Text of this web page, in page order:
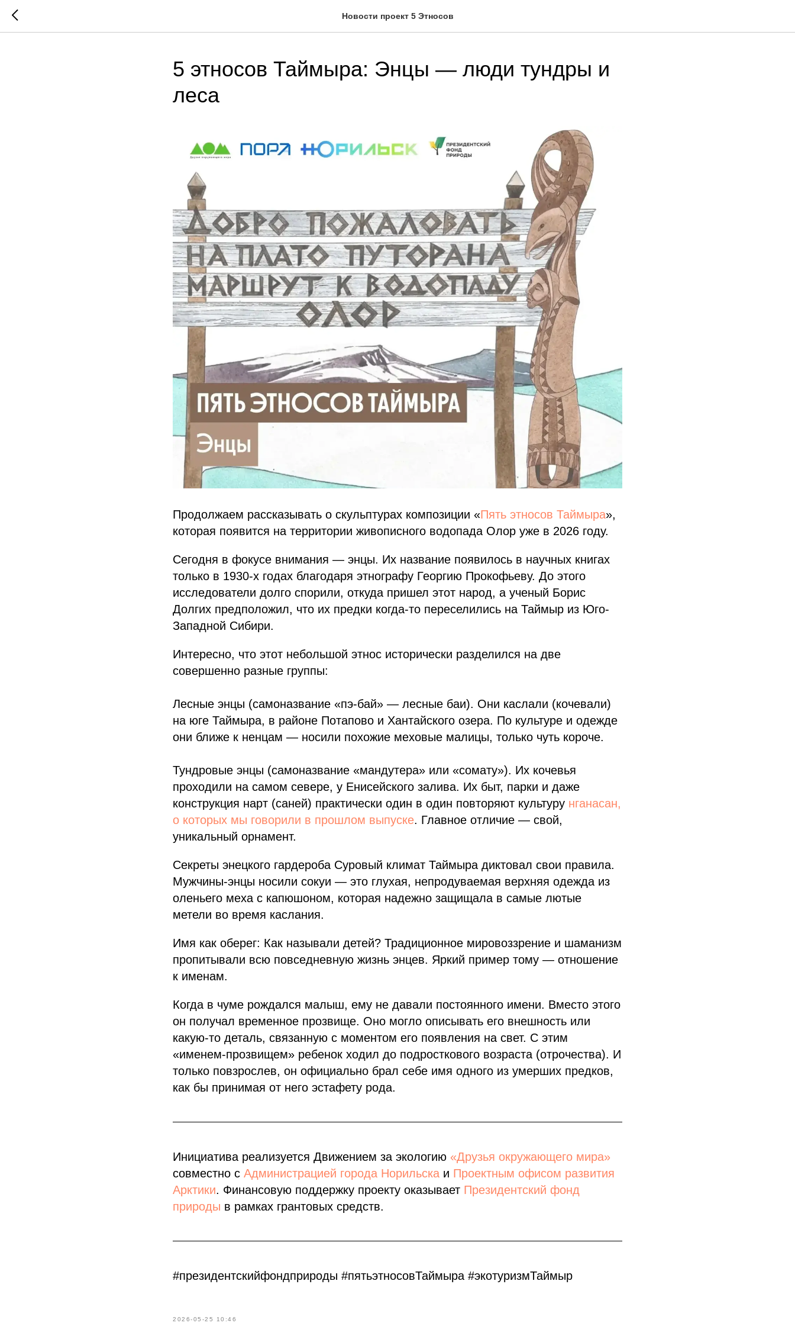
Новости проект 5 Этносов
5 этносов Таймыра: Энцы — люди тундры и
леса
Продолжаем рассказывать о скульптурах композиции «Пять этносов Таймыра»,
которая появится на территории живописного водопада Олор уже в 2026 году.
Сегодня в фокусе внимания — энцы. Их название появилось в научных книгах
только в 1930-х годах благодаря этнографу Георгию Прокофьеву. До этого
исследователи долго спорили, откуда пришел этот народ, а ученый Борис
Долгих предположил, что их предки когда-то переселились на Таймыр из Юго-
Западной Сибири.
Интересно, что этот небольшой этнос исторически разделился на две
совершенно разные группы:
Лесные энцы (самоназвание «пэ-бай» — лесные баи). Они каслали (кочевали)
на юге Таймыра, в районе Потапово и Хантайского озера. По культуре и одежде
они ближе к ненцам — носили похожие меховые малицы, только чуть короче.
Тундровые энцы (самоназвание «мандутера» или «сомату»). Их кочевья
проходили на самом севере, у Енисейского залива. Их быт, парки и даже
конструкция нарт (саней) практически один в один повторяют культуру нганасан,
о которых мы говорили в прошлом выпуске. Главное отличие — свой,
уникальный орнамент.
Секреты энецкого гардероба Суровый климат Таймыра диктовал свои правила.
Мужчины-энцы носили сокуи — это глухая, непродуваемая верхняя одежда из
оленьего меха с капюшоном, которая надежно защищала в самые лютые
метели во время каслания.
Имя как оберег: Как называли детей? Традиционное мировоззрение и шаманизм
пропитывали всю повседневную жизнь энцев. Яркий пример тому — отношение
к именам.
Когда в чуме рождался малыш, ему не давали постоянного имени. Вместо этого
он получал временное прозвище. Оно могло описывать его внешность или
какую-то деталь, связанную с моментом его появления на свет. С этим
«именем-прозвищем» ребенок ходил до подросткового возраста (отрочества). И
только повзрослев, он официально брал себе имя одного из умерших предков,
как бы принимая от него эстафету рода.
Инициатива реализуется Движением за экологию «Друзья окружающего мира»
совместно с Администрацией города Норильска и Проектным офисом развития
Арктики. Финансовую поддержку проекту оказывает Президентский фонд
природы в рамках грантовых средств.
#президентскийфондприроды #пятьэтносовТаймыра #экотуризмТаймыр
2026-05-25 10:46